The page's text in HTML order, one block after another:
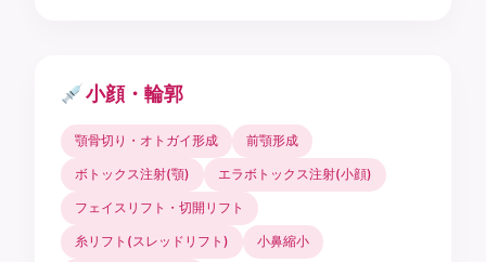
小顔・輪郭
顎骨切り・オトガイ形成 前顎形成
ボトックス注射(顎) エラボトックス注射(小顔)
フェイスリフト・切開リフト
糸リフト(スレッドリフト) 小鼻縮小